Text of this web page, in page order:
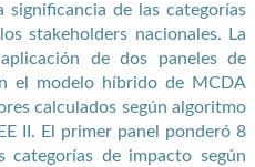
de las categorías
stakeholders nacionales. La
de dos paneles de
el modelo híbrido de MCDA
calculados según algoritmo
II. El primer panel ponderó 8
categorías de impacto según